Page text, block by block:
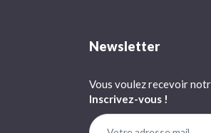
Newsletter
Vous voulez recevoir
Inscrivez-vous !